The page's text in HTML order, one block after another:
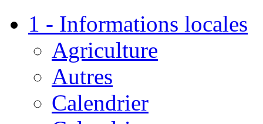
1 - Informations locales
Agriculture
Autres
Calendrier